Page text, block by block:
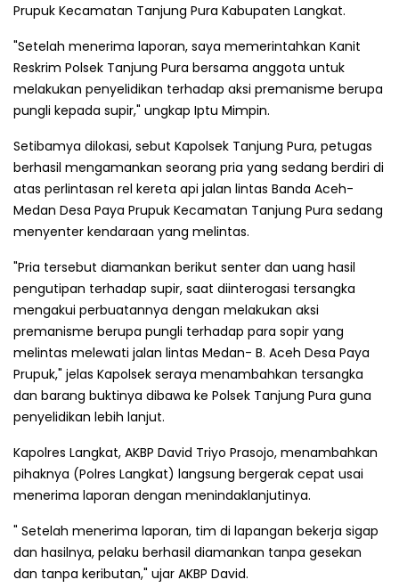
Prupuk Kecamatan Tanjung Pura Kabupaten Langkat.
"Setelah menerima laporan, saya memerintahkan Kanit
Reskrim Polsek Tanjung Pura bersama anggota untuk
melakukan penyelidikan terhadap aksi premanisme berupa
pungli kepada supir," ungkap Iptu Mimpin.
Setibamya dilokasi, sebut Kapolsek Tanjung Pura, petugas
berhasil mengamankan seorang pria yang sedang berdiri di
atas perlintasan rel kereta api jalan lintas Banda Aceh-
Medan Desa Paya Prupuk Kecamatan Tanjung Pura sedang
menyenter kendaraan yang melintas.
"Pria tersebut diamankan berikut senter dan uang hasil
pengutipan terhadap supir, saat diinterogasi tersangka
mengakui perbuatannya dengan melakukan aksi
premanisme berupa pungli terhadap para sopir yang
melintas melewati jalan lintas Medan- B. Aceh Desa Paya
Prupuk," jelas Kapolsek seraya menambahkan tersangka
dan barang buktinya dibawa ke Polsek Tanjung Pura guna
penyelidikan lebih lanjut.
Kapolres Langkat, AKBP David Triyo Prasojo, menambahkan
pihaknya (Polres Langkat) langsung bergerak cepat usai
menerima laporan dengan menindaklanjutinya.
" Setelah menerima laporan, tim di lapangan bekerja sigap
dan hasilnya, pelaku berhasil diamankan tanpa gesekan
dan tanpa keributan," ujar AKBP David.